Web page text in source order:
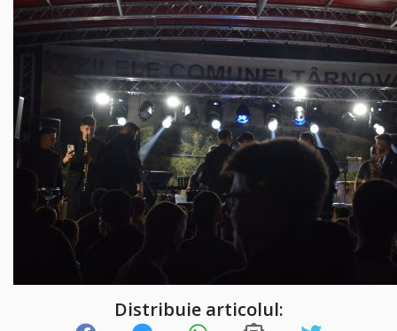
Distribuie articolul: